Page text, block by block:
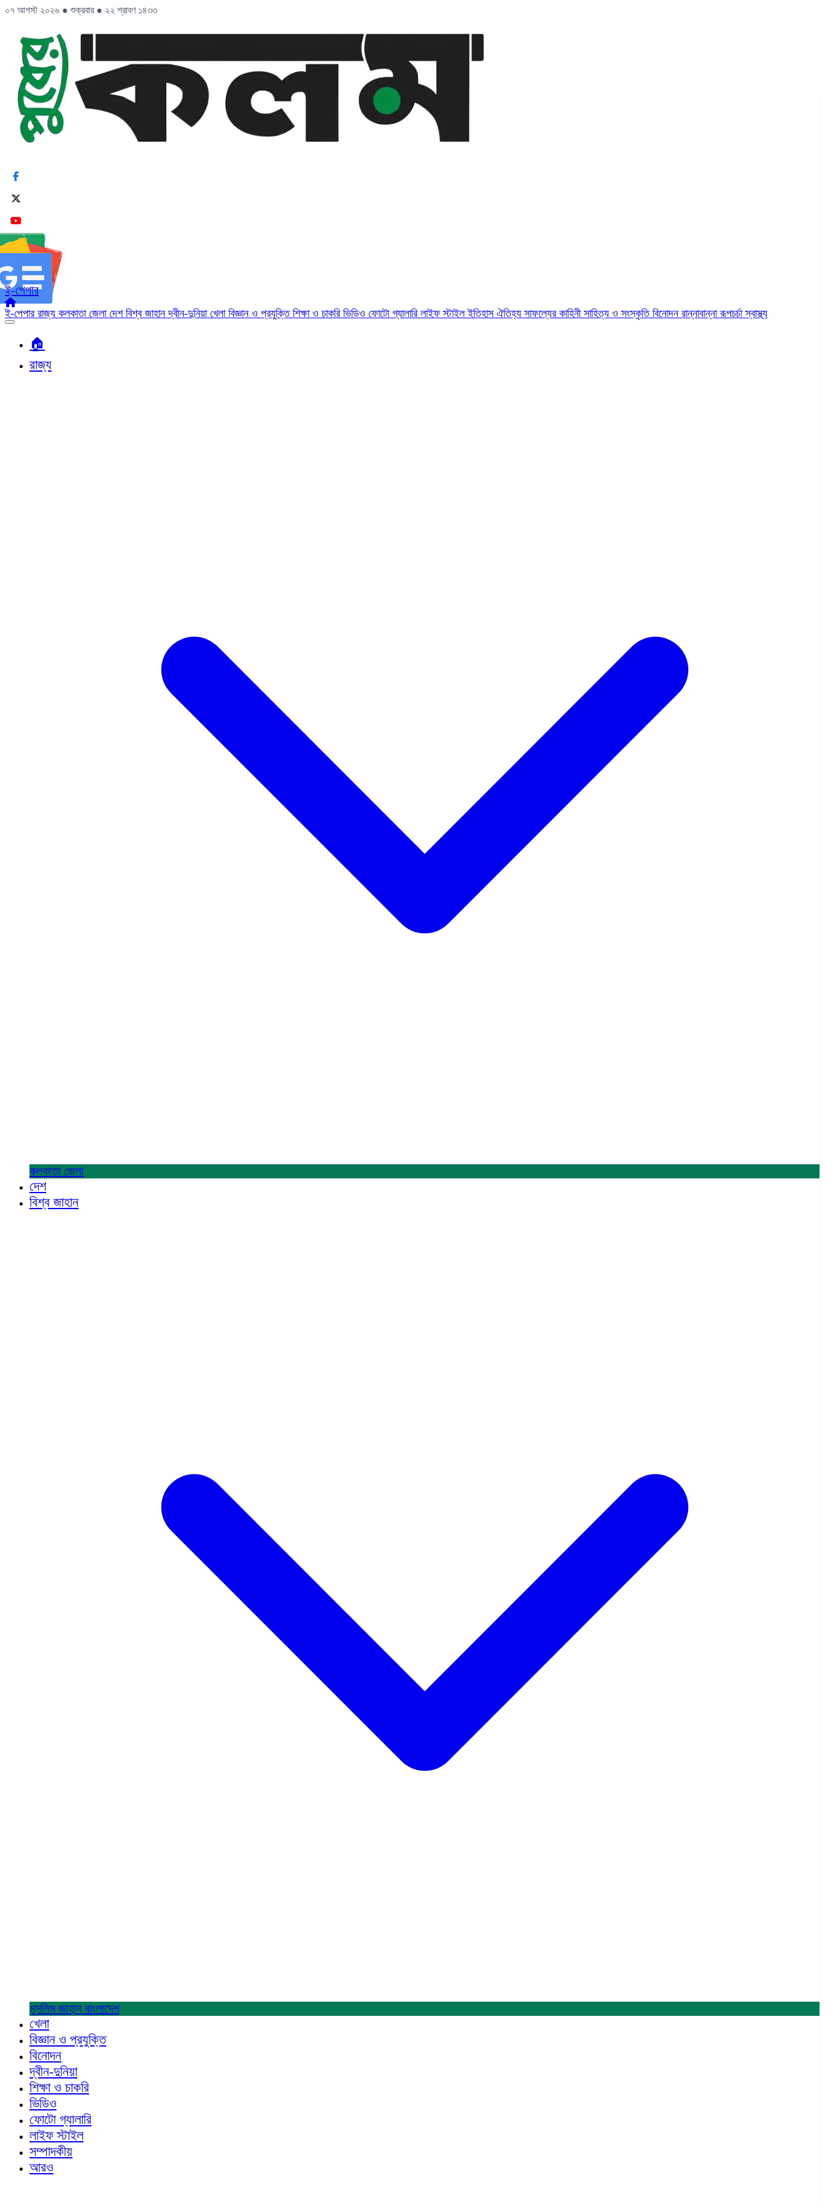
০৭ আগস্ট ২০২৬ ● শুক্রবার ● ২২ শ্রাবণ ১৪৩৩
ই-পেপার
ই-পেপার রাজ্য কলকাতা জেলা দেশ বিশ্ব জাহানদ্বীন-দুনিয়া খেলা বিজ্ঞান ও প্রযুক্তি শিক্ষা ও চাকরি ভিডিও ফোটো গ্যালারি লাইফ স্টাইলইতিহাস ঐতিহ্য সাফল্যের কাহিনী সাহিত্য ও সংস্কৃতি বিনোদন রান্নাবান্নারূপচর্চাস্বাস্থ্য
🏠︎
রাজ্য
কলকাতা জেলা
দেশ
বিশ্ব জাহান
মুসলিম জাহান বাংলাদেশ
খেলা
বিজ্ঞান ও প্রযুক্তি
বিনোদন
দ্বীন-দুনিয়া
শিক্ষা ও চাকরি
ভিডিও
ফোটো গ্যালারি
লাইফ স্টাইল
সম্পাদকীয়
আরও